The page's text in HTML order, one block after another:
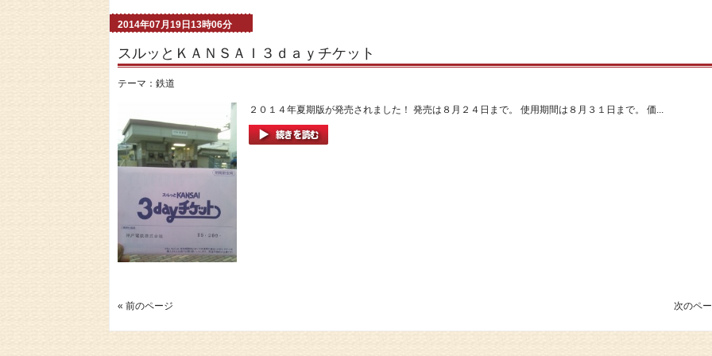
2014年07月19日13時06分
スルッとＫＡＮＳＡＩ３ｄａｙチケット
テーマ： 鉄道
２０１４年夏期版が発売されました！ 発売は８月２４日まで。 使用期間は８月３１日まで。 価...
« 前のページ 次のペ